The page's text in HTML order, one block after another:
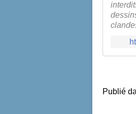
Publié